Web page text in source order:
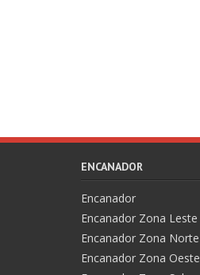
ENCANADOR
Encanador
Encanador Zona Leste
Encanador Zona Norte
Encanador Zona Oeste